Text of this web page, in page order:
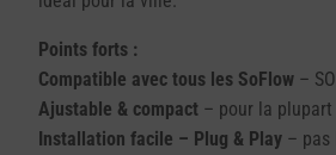
Points forts :
Compatible avec tous les SoFlow –
Ajustable & compact – pour la
Installation facile – Plug & Play – pas